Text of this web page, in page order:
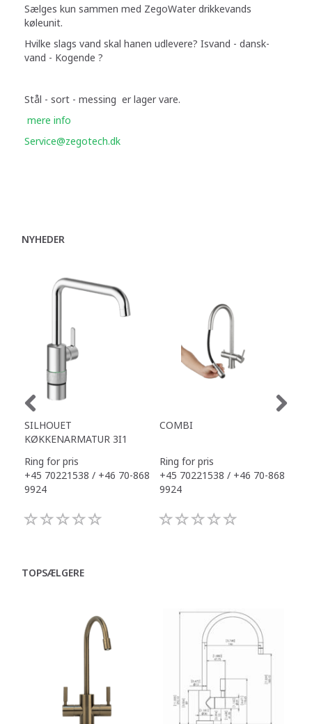
Sælges kun sammen med ZegoWater drikkevands
køleunit.
Hvilke slags vand skal hanen udlevere? Isvand - dansk-
vand - Kogende ?
Stål - sort - messing er lager vare.
mere info
Service@zegotech.dk
NYHEDER
SILHOUET
KØKKENARMATUR 3I1
Ring for pris
+45 70221538 / +46 70-868
9924
COMBI
Ring for pris
+45 70221538 / +46 70-868
9924
TOPSÆLGERE